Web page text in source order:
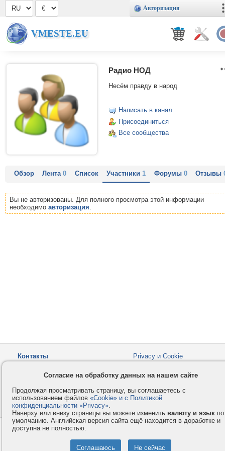
Авторизация
VMESTE.EU
Радио НОД
Несём правду в народ
Написать в канал
Присоединиться
Все сообщества
Обзор Лента0 Список Участники1 Форумы 0 Отзывы
Вы не авторизованы. Для полного просмотра этой информации
необходимо авторизация.
Контакты
Privacy и Cookie
Как оплатить
Форумы
© 2008-2026VMESTE.EU
Согласие на обработку данных на нашем сайте
Продолжая просматривать страницу, вы соглашаетесь с
использованием файлов «Cookie» и с Политикой
конфиденциальности «Privacy».
Наверху или внизу страницы вы можете изменить валюту и язык по
умолчанию. Английская версия сайта ещё находится в доработке и
доступна не полностью.